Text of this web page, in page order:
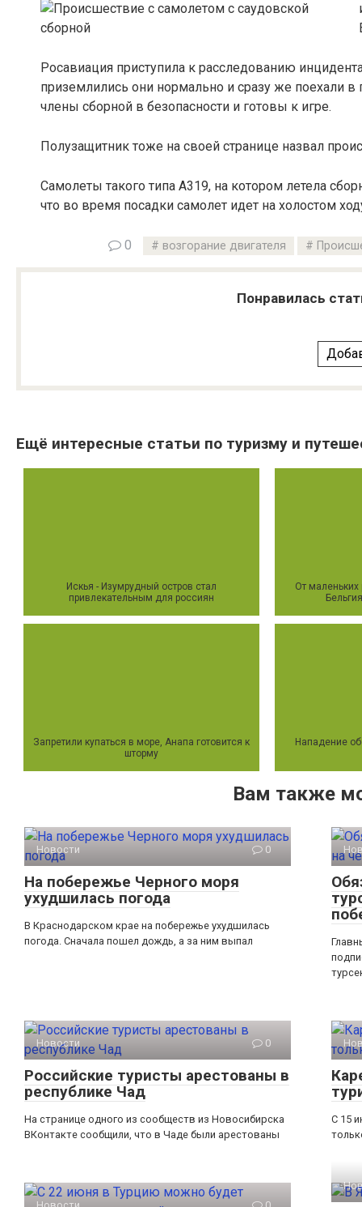
Росавиация приступила к расследованию
приземлились они нормально и сразу же поехали
члены сборной в безопасности и готовы к игре.
Полузащитник тоже на своей странице назвал
Самолеты такого типа А319, на котором летела
что во время посадки самолет идет на холостом
0 возгорание двигателя
Понравилась
Ещё интересные статьи по туризму и
Искья - Изумрудный остров стал
привлекательным для россиян
От маленьких
Запретили купаться в море, Анапа готовится к
шторму
Нападение
Вам также
Новости 0
На побережье Черного моря
ухудшилась погода
В Краснодарском крае на побережье ухудшилась
погода. Сначала пошел дождь, а за ним выпал
Новости 0
Российские туристы арестованы в
республике Чад
На странице одного из сообществ из Новосибирска
ВКонтакте сообщили, что в Чаде были арестованы
С 15